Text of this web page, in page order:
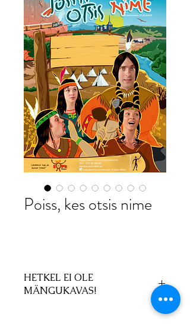
Poiss, kes otsis nime
HETKEL EI OLE
MÄNGUKAVAS!